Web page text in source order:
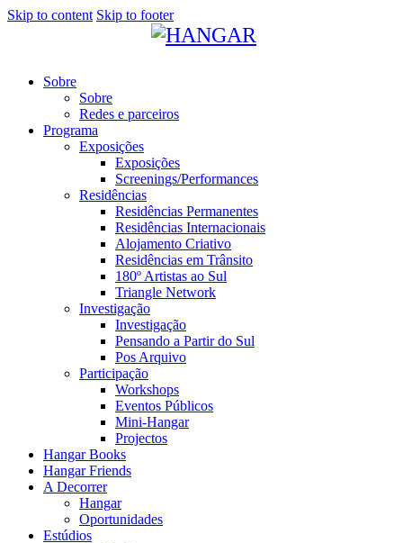
Skip to content Skip to footer
Sobre
Sobre
Redes e parceiros
Programa
Exposições
Exposições
Screenings/Performances
Residências
Residências Permanentes
Residências Internacionais
Alojamento Criativo
Residências em Trânsito
180º Artistas ao Sul
Triangle Network
Investigação
Investigação
Pensando a Partir do Sul
Pos Arquivo
Participação
Workshops
Eventos Públicos
Mini-Hangar
Projectos
Hangar Books
Hangar Friends
A Decorrer
Hangar
Oportunidades
Estúdios